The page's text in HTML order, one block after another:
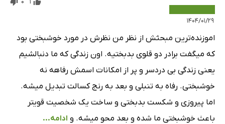
۱۴۰۴/۰۱/۲۹
اموزنده‌ترین مبحثش از نظر من نظرش در مورد خوشبختی بود
که میگفت برادر دو قلوی بدبختیه. اون زندگی که ما دنبالشیم
یعنی زندگی بی دردسر و پر از امکانات اسمش رفاهه نه
خوشبختی. رفاه به تنبلی و بعد به رنج کسالت تبدیل میشه.
اما پیروزی و شکست بدبختی و ساخت یک شخصیت قویتر
باعث خوشبختی ما شده و بعد محو میشه. و ادامه...